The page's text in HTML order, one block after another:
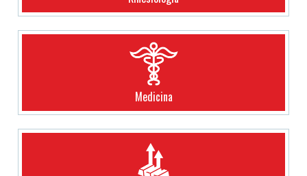
Medicina